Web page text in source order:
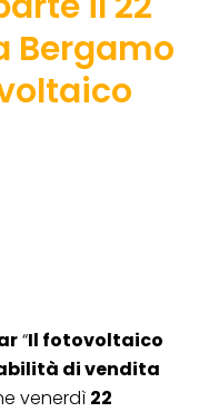
Bergamo
“Il fotovoltaico
di vendita
venerdì 22